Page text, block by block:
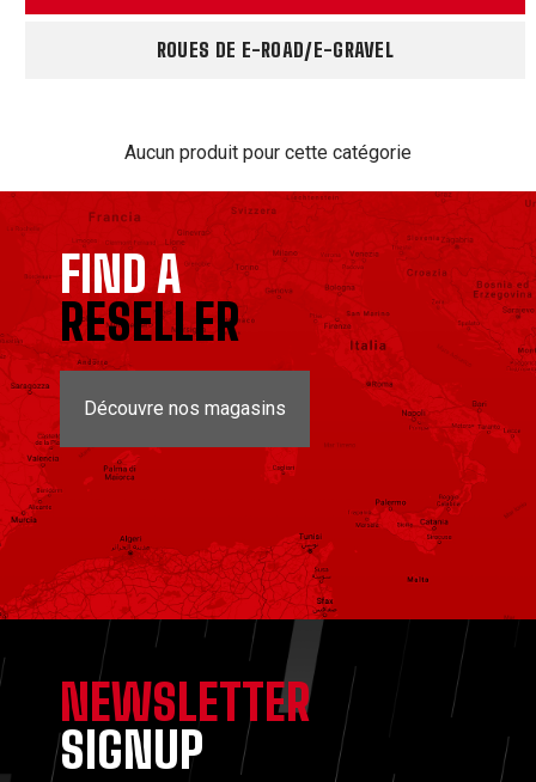
ROUES DE E-ROAD/E-GRAVEL
Aucun produit pour cette catégorie
FIND A
RESELLER
Découvre nos magasins
NEWSLETTER
SIGNUP